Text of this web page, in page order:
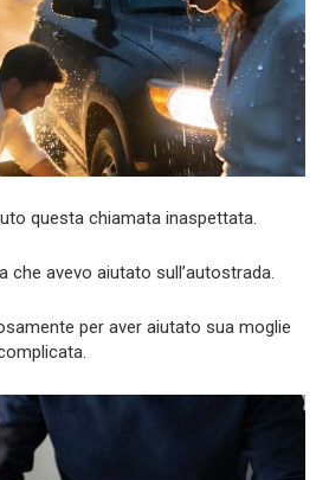
questa chiamata inaspettata.
che avevo aiutato sull’autostrada.
per aver aiutato sua moglie